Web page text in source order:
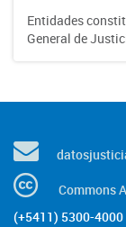
Entidades
General de
Commons
(+5411) 5300-4000